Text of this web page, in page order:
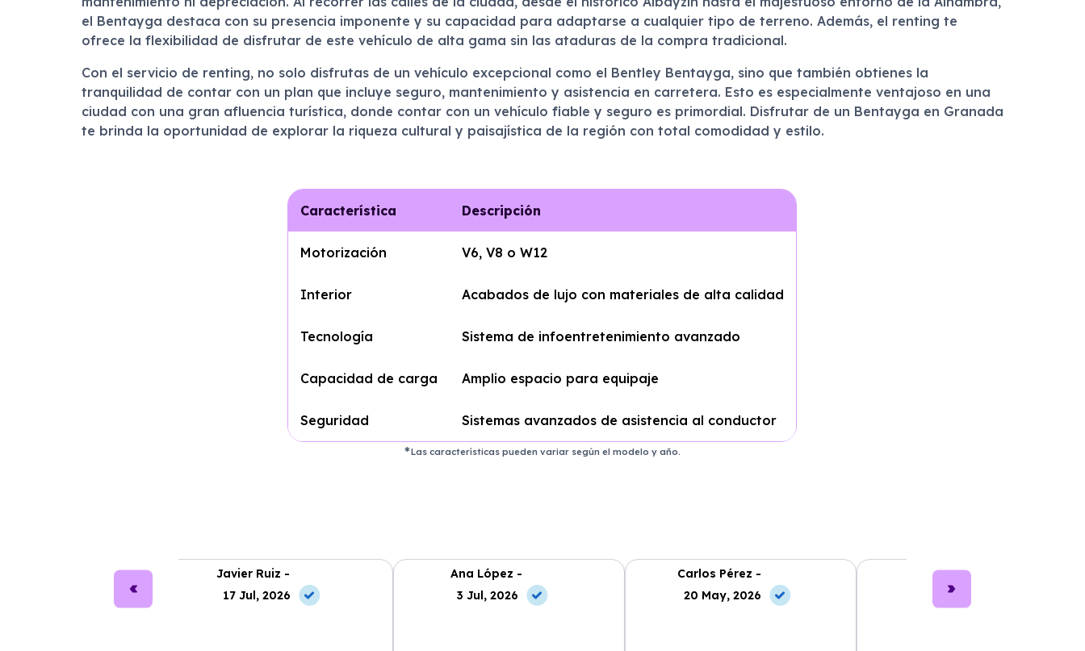
el Bentayga destaca con su presencia imponente y su capacidad para adaptarse a cualquier tipo de terreno. Además, el renting te
ofrece la flexibilidad de disfrutar de este vehículo de alta gama sin las ataduras de la compra tradicional.
Con el servicio de renting, no solo disfrutas de un vehículo excepcional como el Bentley Bentayga, sino que también obtienes la
tranquilidad de contar con un plan que incluye seguro, mantenimiento y asistencia en carretera. Esto es especialmente ventajoso en una
ciudad con una gran afluencia turística, donde contar con un vehículo fiable y seguro es primordial. Disfrutar de un Bentayga en Granada
te brinda la oportunidad de explorar la riqueza cultural y paisajística de la región con total comodidad y estilo.
Característica Descripción
Motorización V6, V8 o W12
Interior Acabados de lujo con materiales de alta calidad
Tecnología Sistema de infoentretenimiento avanzado
Capacidad de carga Amplio espacio para equipaje
Seguridad Sistemas avanzados de asistencia al conductor
Las características pueden variar según el modelo y año.
Javier Ruiz -
17 Jul, 2026
Ana López -
3 Jul, 2026
Carlos Pérez -
20 May, 2026
Lucía García -
10 Jul, 2026